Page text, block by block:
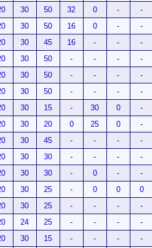
30 50 32 0 - -
30 50 16 0 - -
30 45 16 - - -
30 50 - - - -
30 50 - - - -
30 50 - - - -
30 15 - 30 0 -
30 20 0 25 0 -
30 45 - - - -
30 30 - - - -
30 30 - 0 - -
30 25 - 0 0 0
30 25 - - - -
24 25 - - - -
30 15 - - - -